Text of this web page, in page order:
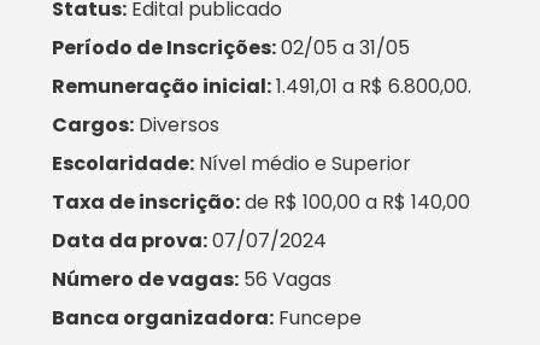
Status:Edital publicado
Período de Inscrições:02/05 a 31/05
Remuneração inicial:1.491,01 a R$ 6.800,00.
Cargos:Diversos
Escolaridade:Nível médio e Superior
Taxa de inscrição:de R$ 100,00 a R$ 140,00
Data da prova:07/07/2024
Número de vagas:56 Vagas
Banca organizadora:Funcepe